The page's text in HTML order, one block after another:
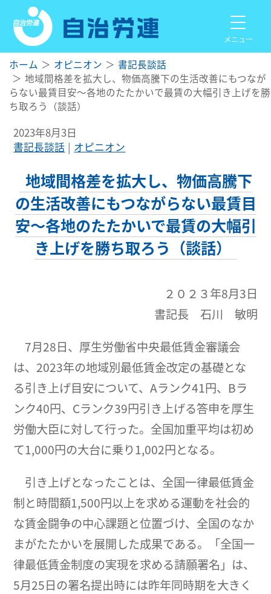
メニュー
ホーム オピニオン
書記長談話
地域間格差を拡大し、物価高騰下の生活改善にもつなが
らない最賃目安～各地のたたかいで最賃の大幅引き上げを勝
ち取ろう（談話）
2023年8月3日
書記長談話
オピニオン
地域間格差を拡大し、物価高騰下
の生活改善にもつながらない最賃目
安～各地のたたかいで最賃の大幅引
き上げを勝ち取ろう（談話）
２０２３年8月3日
書記長 石川 敏明
7月28日、厚生労働省中央最低賃金審議会
は、2023年の地域別最低賃金改定の基礎とな
る引き上げ目安について、Aランク41円、Bラ
ンク40円、Cランク39円引き上げる答申を厚生
労働大臣に対して行った。全国加重平均は初め
て1,000円の大台に乗り1,002円となる。
引き上げとなったことは、全国一律最低賃金
制と時間額1,500円以上を求める運動を社会的
な賃金闘争の中心課題と位置づけ、全国のなか
まがたたかいを展開した成果である。「全国一
律最低賃金制度の実現を求める請願署名」は、
5月25日の署名提出時には昨年同時期を大きく